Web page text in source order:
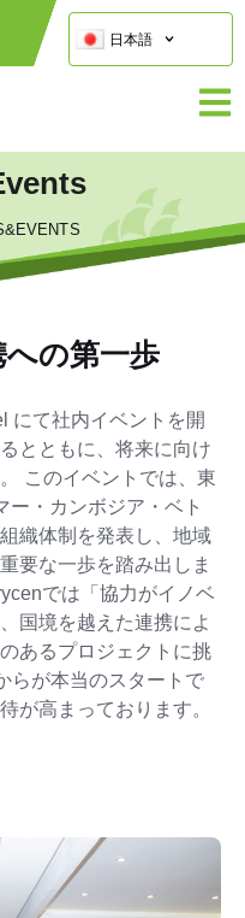
日本語
の第一歩
にて社内イベントを開
とともに、将来に向け
このイベントでは、東
ー・カンボジア・ベト
織体制を発表し、地域
要な一歩を踏み出しま
では「協力がイノベ
国境を越えた連携によ
あるプロジェクトに挑
らが本当のスタートで
が高まっております。